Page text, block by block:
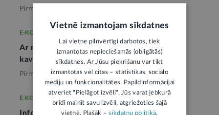
Pirms 4 mēnešiem,
E-KONSULTĀCIJA
Ar mantojuma lietas uzsākšanu nevajadzētu
kavēties
1
Pirms nedēļas, Tieslietas
E-KONSULTĀCIJA
Informāciju par mirušā kontiem noskaidros
Vietnē izmantojam sīkdatnes
Lai vietne pilnvērtīgi darbotos, tiek
izmantotas nepieciešamās (obligātās)
sīkdatnes. Ar Jūsu piekrišanu var tikt
izmantotas vēl citas – statistikas, sociālo
mediju un funkcionalitātes. Papildinformācijai
atveriet "Pielāgot izvēli". Jūs varat jebkurā
brīdī mainīt savu izvēli, atgriežoties šajā
vietnē. Plašāk –sīkdatņu politikā.